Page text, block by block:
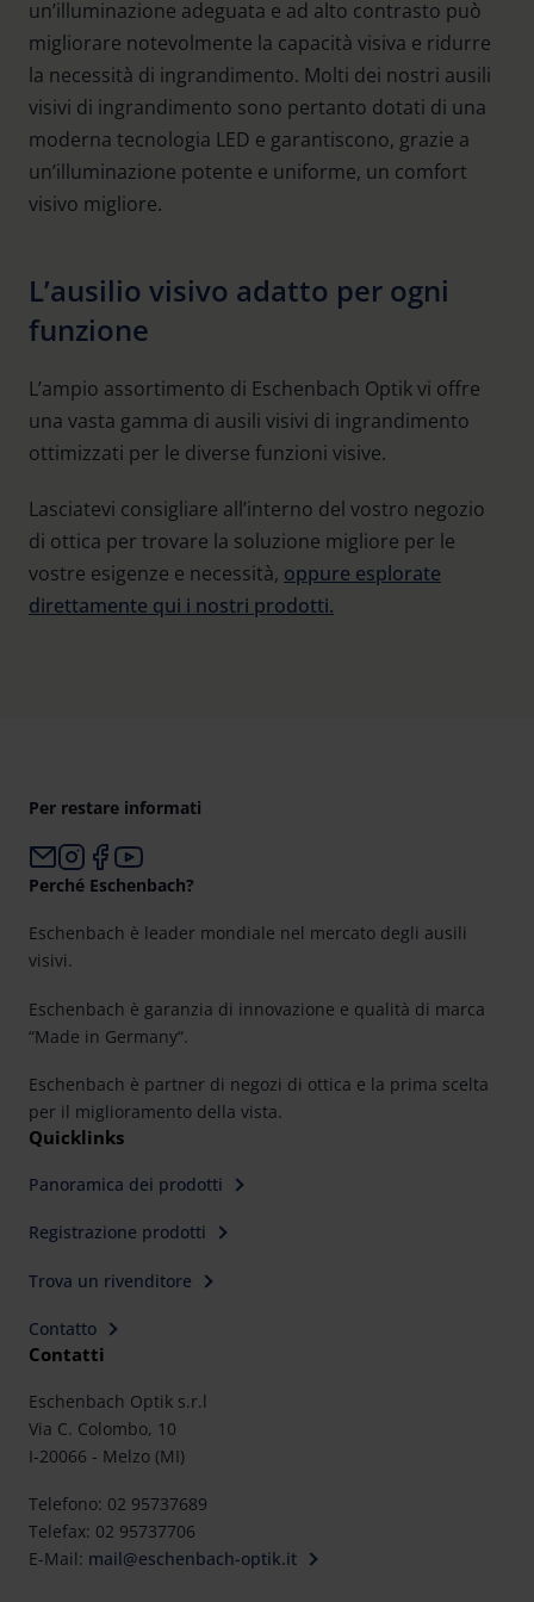
un’illuminazione adeguata e ad alto contrasto può
migliorare notevolmente la capacità visiva e ridurre
la necessità di ingrandimento. Molti dei nostri ausili
visivi di ingrandimento sono pertanto dotati di una
moderna tecnologia LED e garantiscono, grazie a
un’illuminazione potente e uniforme, un comfort
visivo migliore.
L’ausilio visivo adatto per ogni
funzione
L’ampio assortimento di Eschenbach Optik vi offre
una vasta gamma di ausili visivi di ingrandimento
ottimizzati per le diverse funzioni visive.
Lasciatevi consigliare all’interno del vostro negozio
di ottica per trovare la soluzione migliore per le
vostre esigenze e necessità, oppure esplorate
direttamente qui i nostri prodotti.
Per restare informati
Perché Eschenbach?
Eschenbach è leader mondiale nel mercato degli ausili
visivi.
Eschenbach è garanzia di innovazione e qualità di marca
“Made in Germany“.
Eschenbach è partner di negozi di ottica e la prima scelta
per il miglioramento della vista.
Quicklinks
Panoramica dei prodotti
Registrazione prodotti
Trova un rivenditore
Contatto
Contatti
Eschenbach Optik s.r.l
Via C. Colombo, 10
I-20066 - Melzo (MI)
Telefono: 02 95737689
Telefax: 02 95737706
E-Mail: mail@eschenbach-optik.it